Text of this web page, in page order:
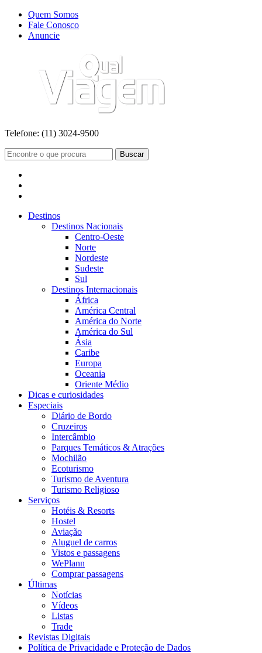
Quem Somos
Fale Conosco
Anuncie
Telefone: (11) 3024-9500
Buscar
Destinos
Destinos Nacionais
Centro-Oeste
Norte
Nordeste
Sudeste
Sul
Destinos Internacionais
África
América Central
América do Norte
América do Sul
Ásia
Caribe
Europa
Oceania
Oriente Médio
Dicas e curiosidades
Especiais
Diário de Bordo
Cruzeiros
Intercâmbio
Parques Temáticos & Atrações
Mochilão
Ecoturismo
Turismo de Aventura
Turismo Religioso
Serviços
Hotéis & Resorts
Hostel
Aviação
Aluguel de carros
Vistos e passagens
WePlann
Comprar passagens
Últimas
Notícias
Vídeos
Listas
Trade
Revistas Digitais
Política de Privacidade e Proteção de Dados